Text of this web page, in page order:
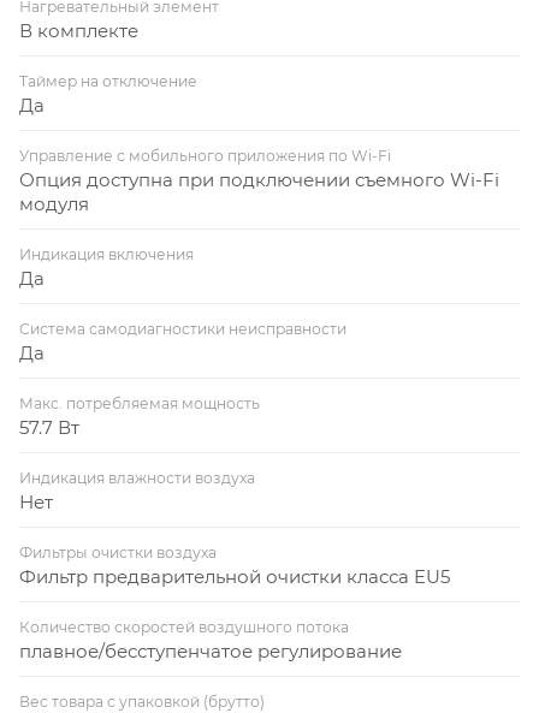
Нагревательный элемент
В комплекте
Таймер на отключение
Да
Управление c мобильного приложения по Wi-Fi
Опция доступна при подключении съемного Wi-Fi
модуля
Индикация включения
Да
Система самодиагностики неисправности
Да
Макс. потребляемая мощность
57.7 Вт
Индикация влажности воздуха
Нет
Фильтры очистки воздуха
Фильтр предварительной очистки класса EU5
Количество скоростей воздушного потока
плавное/бесступенчатое регулирование
Вес товара с упаковкой (брутто)